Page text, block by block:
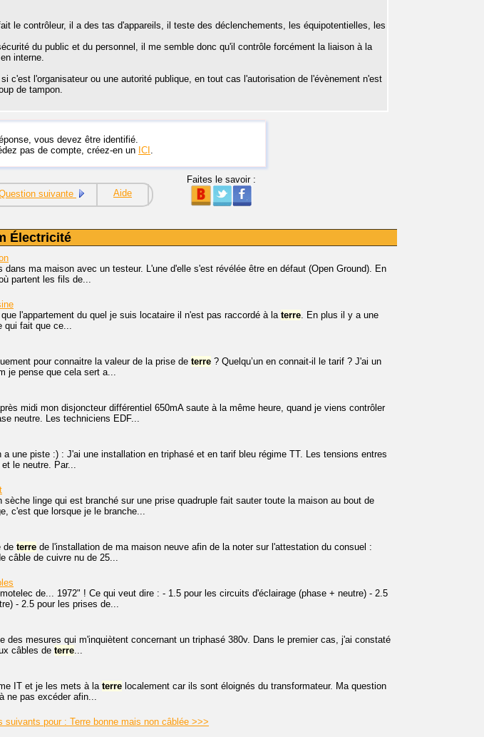
le contrôleur, il a des tas d'appareils, il teste des déclenchements, les équipotentielles, les
du public et du personnel, il me semble donc qu'il contrôle forcément la liaison à la
interne.
c'est l'organisateur ou une autorité publique, en tout cas l'autorisation de l'évènement n'est
de tampon.
vous devez être identifié.
pas de compte, créez-en un ICI .
suivante Aide
Faites le savoir :
Électricité
ma maison avec un testeur. L'une d'elle s'est révélée être en défaut (Open Ground). En
partent les fils de...
l'appartement du quel je suis locataire il n'est pas raccordé à la terre. En plus il y a une
qui fait que ce...
pour connaitre la valeur de la prise de terre ? Quelqu’un en connait-il le tarif ? J'ai un
je pense que cela sert a...
midi mon disjoncteur différentiel 650mA saute à la même heure, quand je viens contrôler
neutre. Les techniciens EDF...
une piste :) : J'ai une installation en triphasé et en tarif bleu régime TT. Les tensions entres
le neutre. Par...
linge qui est branché sur une prise quadruple fait sauter toute la maison au bout de
c'est que lorsque je le branche...
de terre de l'installation de ma maison neuve afin de la noter sur l'attestation du consuel :
câble de cuivre nu de 25...
de... 1972" ! Ce qui veut dire : - 1.5 pour les circuits d'éclairage (phase + neutre) - 2.5
- 2.5 pour les prises de...
des mesures qui m'inquiètent concernant un triphasé 380v. Dans le premier cas, j'ai constaté
câbles de terre...
IT et je les mets à la terre localement car ils sont éloignés du transformateur. Ma question
ne pas excéder afin...
suivants pour : Terre bonne mais non câblée >>>